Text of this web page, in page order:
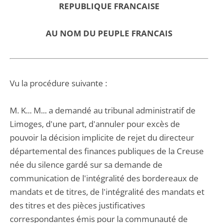
REPUBLIQUE FRANCAISE
AU NOM DU PEUPLE FRANCAIS
Vu la procédure suivante :
M. K... M... a demandé au tribunal administratif de
Limoges, d'une part, d'annuler pour excès de
pouvoir la décision implicite de rejet du directeur
départemental des finances publiques de la Creuse
née du silence gardé sur sa demande de
communication de l'intégralité des bordereaux de
mandats et de titres, de l'intégralité des mandats et
des titres et des pièces justificatives
correspondantes émis pour la communauté de